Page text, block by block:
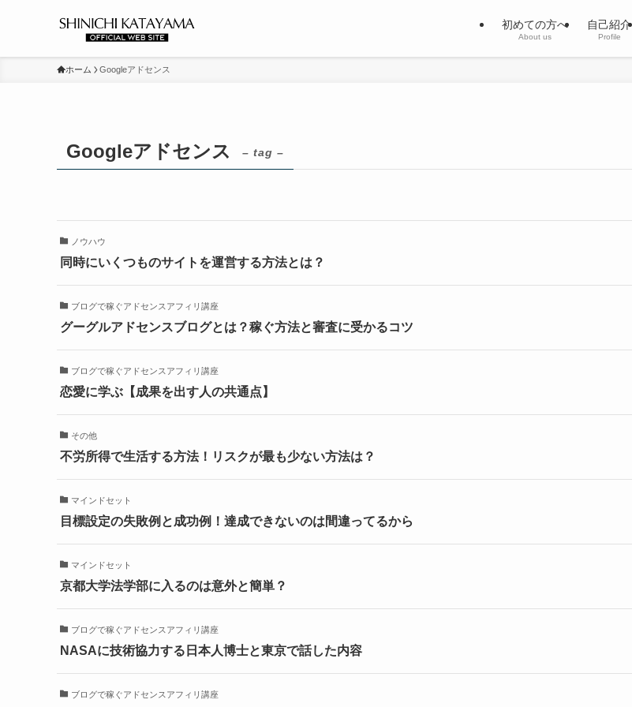
初めての方へ
About us
自己紹介
Profile
ホーム Googleアドセンス
Googleアドセンス – tag –
ノウハウ
同時にいくつものサイトを運営する方法とは？
ブログで稼ぐアドセンスアフィリ講座
グーグルアドセンスブログとは？稼ぐ方法と審査に受かるコツ
ブログで稼ぐアドセンスアフィリ講座
恋愛に学ぶ【成果を出す人の共通点】
その他
不労所得で生活する方法！リスクが最も少ない方法は？
マインドセット
目標設定の失敗例と成功例！達成できないのは間違ってるから
マインドセット
京都大学法学部に入るのは意外と簡単？
ブログで稼ぐアドセンスアフィリ講座
NASAに技術協力する日本人博士と東京で話した内容
ブログで稼ぐアドセンスアフィリ講座